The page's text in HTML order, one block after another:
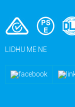
LIDHU ME NE